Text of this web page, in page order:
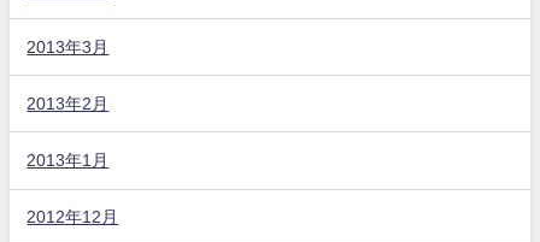
2013年3月
2013年2月
2013年1月
2012年12月